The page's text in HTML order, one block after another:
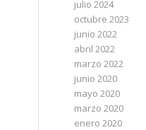
julio 2024
octubre 2023
junio 2022
abril 2022
marzo 2022
junio 2020
mayo 2020
marzo 2020
enero 2020